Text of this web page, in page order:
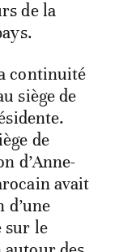
de la
continuité
siège de
de
d’Anne-
avait
d’une
sur le